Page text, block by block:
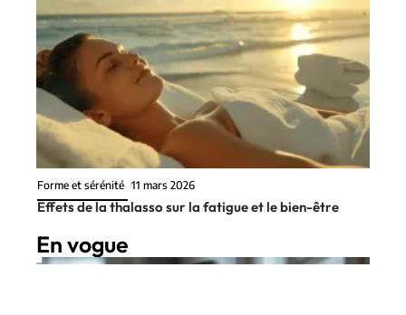
Forme et sérénité 11 mars 2026
Effets de la thalasso sur la fatigue et le bien-être
En vogue